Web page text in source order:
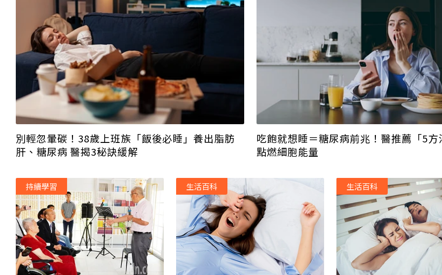
別輕忽暈碳！38歲上班族「飯後必睡」養出脂肪
肝、糖尿病 醫揭3秘訣緩解
吃飽就想睡＝糖尿病前兆！醫推薦「5方
點燃細胞能量
持續學習 生活百科 生活百科